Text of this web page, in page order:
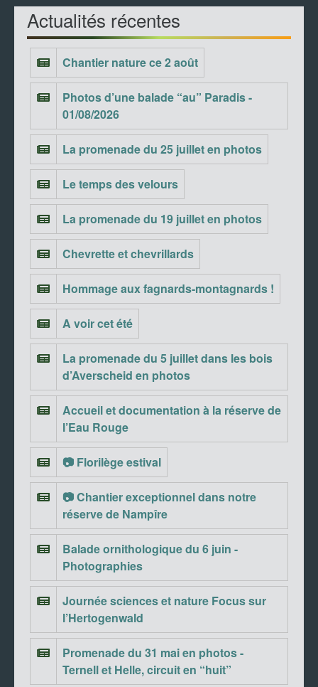
Actualités récentes
Chantier nature ce 2 août
Photos d’une balade “au” Paradis -
01/08/2026
La promenade du 25 juillet en photos
Le temps des velours
La promenade du 19 juillet en photos
Chevrette et chevrillards
Hommage aux fagnards-montagnards !
A voir cet été
La promenade du 5 juillet dans les bois
d’Averscheid en photos
Accueil et documentation à la réserve de
l’Eau Rouge
📷 Florilège estival
📷 Chantier exceptionnel dans notre
réserve de Nampîre
Balade ornithologique du 6 juin -
Photographies
Journée sciences et nature Focus sur
l’Hertogenwald
Promenade du 31 mai en photos -
Ternell et Helle, circuit en “huit”